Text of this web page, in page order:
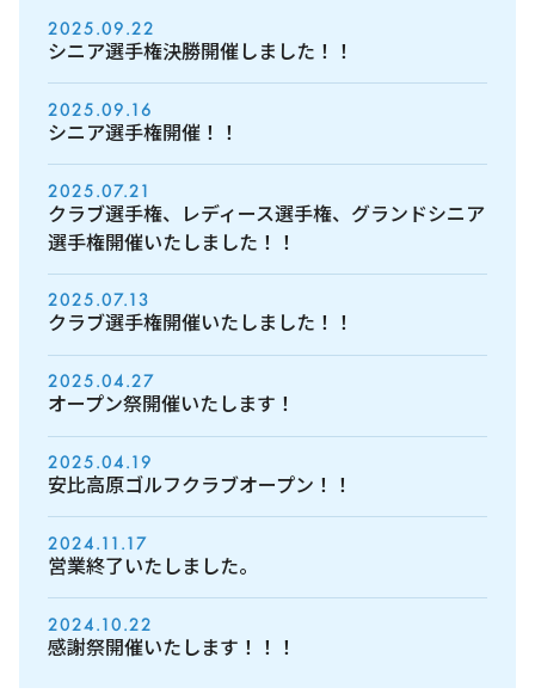
2025.09.22
シニア選手権決勝開催しました！！
2025.09.16
シニア選手権開催！！
2025.07.21
クラブ選手権、レディース選手権、グランドシニア
選手権開催いたしました！！
2025.07.13
クラブ選手権開催いたしました！！
2025.04.27
オープン祭開催いたします！
2025.04.19
安比高原ゴルフクラブオープン！！
2024.11.17
営業終了いたしました。
2024.10.22
感謝祭開催いたします！！！